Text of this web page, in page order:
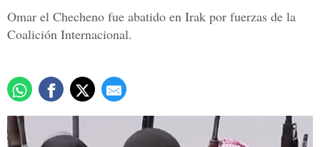
Omar el Checheno fue abatido en Irak por fuerzas de la
Coalición Internacional.